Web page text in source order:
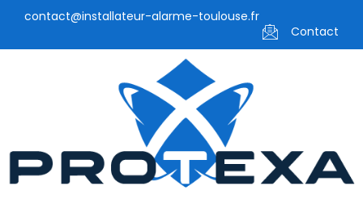
contact@installateur-alarme-toulouse.fr
Contact